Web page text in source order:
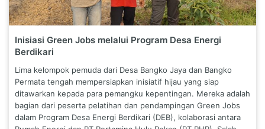
Inisiasi Green Jobs melalui Program Desa Energi
Berdikari
Lima kelompok pemuda dari Desa Bangko Jaya dan Bangko
Permata tengah mempersiapkan inisiatif hijau yang siap
ditawarkan kepada para pemangku kepentingan. Mereka adalah
bagian dari peserta pelatihan dan pendampingan Green Jobs
dalam Program Desa Energi Berdikari (DEB), kolaborasi antara